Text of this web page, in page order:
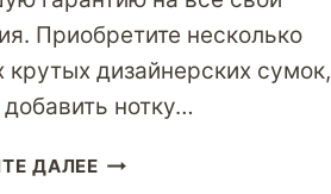
Приобретите несколько
крутых дизайнерских сумок,
нотку…
ДАЛЕЕВЫБИРАЙТЕ